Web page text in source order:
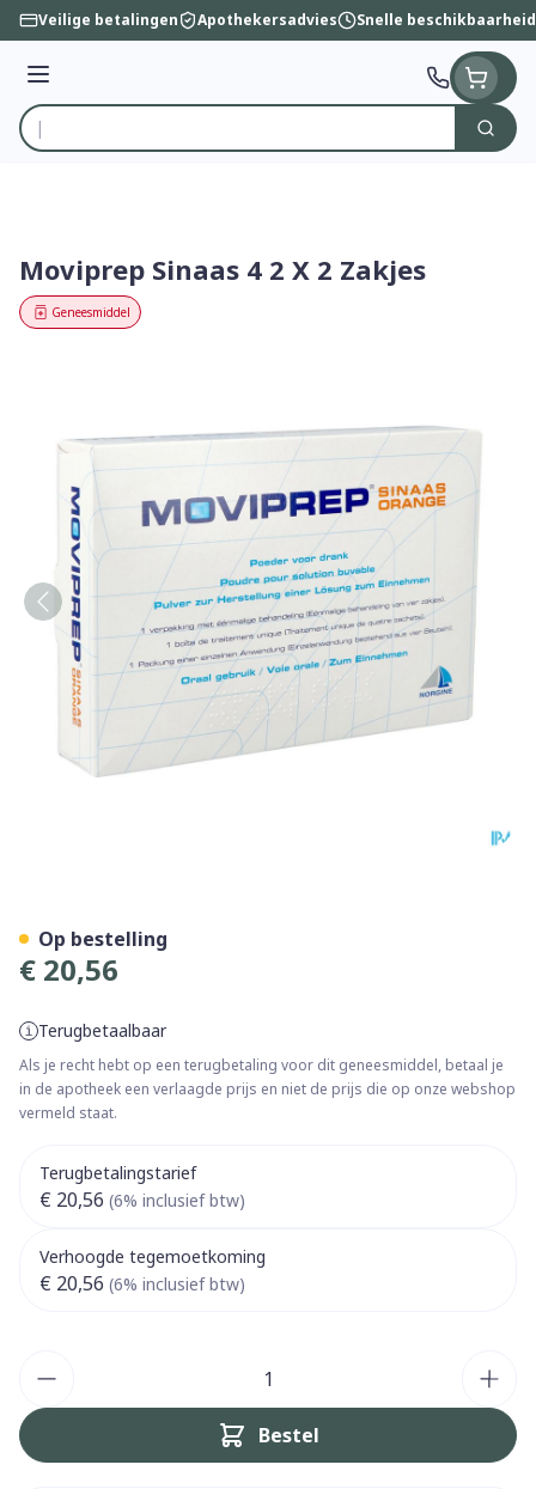
Ga naar de inhoud
Veilige betalingen Apothekersadvies Snelle beschikbaarheid
Menu
Product, merk, categorie...
Zoek
Moviprep Sinaas 4 2 X 2 Zakjes
Geneesmiddel
€ 20,56
Terugbetaalbaar
Als je recht hebt op een terugbetaling voor dit geneesmiddel, betaal je
in de apotheek een verlaagde prijs en niet de prijs die op onze webshop
vermeld staat.
Terugbetalingstarief
€ 20,56 (6% inclusief btw)
Verhoogde tegemoetkoming
€ 20,56 (6% inclusief btw)
Bestel
Op bestelling